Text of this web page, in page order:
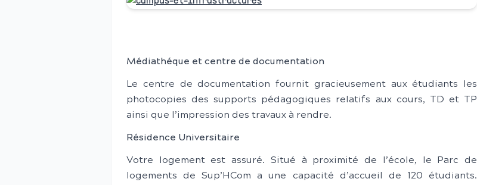
Médiathéque et centre de documentation
Le centre de documentation fournit gracieusement aux étudiants les
photocopies des supports pédagogiques relatifs aux cours, TD et TP
ainsi que l’impression des travaux à rendre.
Résidence Universitaire
Votre logement est assuré. Situé à proximité de l’école, le Parc de
logements de Sup’HCom a une capacité d’accueil de 120 étudiants.